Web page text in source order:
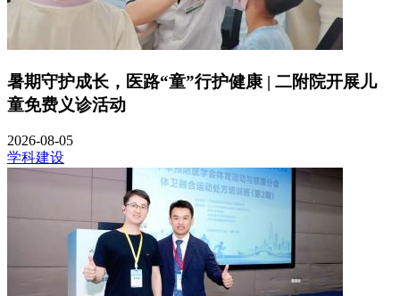
暑期守护成长，医路“童”行护健康 | 二附院开展儿
童免费义诊活动
2026-08-05
学科建设